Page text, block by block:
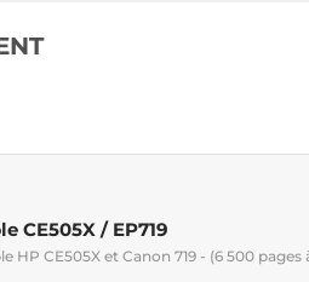
CE505X / EP719
HP CE505X et Canon 719 - (6 500 pages